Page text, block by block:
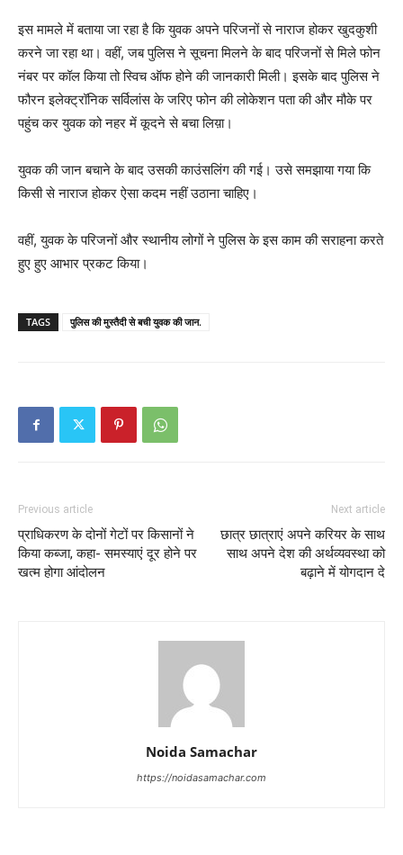
इस मामले में बताया जा रहा है कि युवक अपने परिजनों से नाराज होकर खुदकुशी
करने जा रहा था। वहीं, जब पुलिस ने सूचना मिलने के बाद परिजनों से मिले फोन
नंबर पर कॉल किया तो स्विच ऑफ होने की जानकारी मिली। इसके बाद पुलिस ने
फौरन इलेक्ट्रॉनिक सर्विलांस के जरिए फोन की लोकेशन पता की और मौके पर
पहुंच कर युवक को नहर में कूदने से बचा लिय़ा।
युवक की जान बचाने के बाद उसकी काउंसलिंग की गई। उसे समझाया गया कि
किसी से नाराज होकर ऐसा कदम नहीं उठाना चाहिए।
वहीं, युवक के परिजनों और स्थानीय लोगों ने पुलिस के इस काम की सराहना करते
हुए हुए आभार प्रकट किया।
TAGS पुलिस की मुस्तैदी से बची युवक की जान.
Previous article
प्राधिकरण के दोनों गेटों पर किसानों ने
किया कब्जा, कहा- समस्याएं दूर होने पर
खत्म होगा आंदोलन
Next article
छात्र छात्राएं अपने करियर के साथ
साथ अपने देश की अर्थव्यवस्था को
बढ़ाने में योगदान दे
Noida Samachar
https://noidasamachar.com